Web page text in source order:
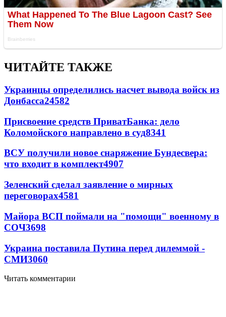
ЧИТАЙТЕ ТАКЖЕ
Украинцы определились насчет вывода войск из
Донбасса24582
Присвоение средств ПриватБанка: дело
Коломойского направлено в суд8341
ВСУ получили новое снаряжение Бундесвера:
что входит в комплект4907
Зеленский сделал заявление о мирных
переговорах4581
Майора ВСП поймали на "помощи" военному в
СОЧ3698
Украина поставила Путина перед дилеммой -
СМИ3060
Читать комментарии